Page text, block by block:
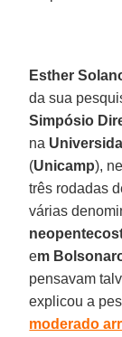
Esther
da sua
Simpósio
na
(Unicamp),
três rodadas
várias
em
pensavam
explicou a
moderado